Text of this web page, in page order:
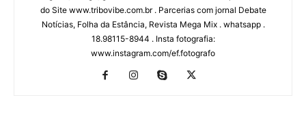
do Site www.tribovibe.com.br . Parcerias com jornal Debate
Notícias, Folha da Estância, Revista Mega Mix . whatsapp .
18.98115-8944 . Insta fotografia:
www.instagram.com/ef.fotografo